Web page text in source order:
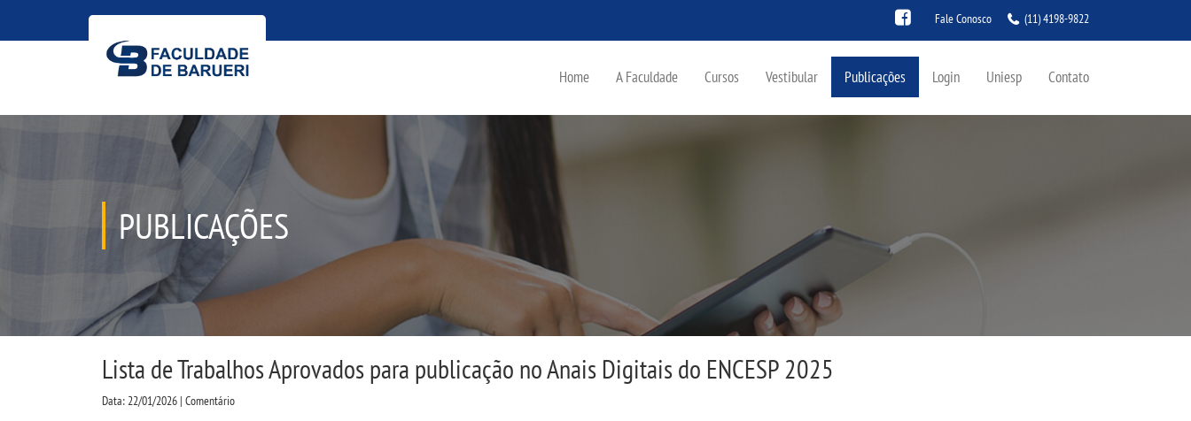
Fale Conosco (11) 4198-9822
Home A Faculdade Cursos Vestibular Publicações Login Uniesp Contato
PUBLICAÇÕES
Lista de Trabalhos Aprovados para publicação no Anais Digitais do ENCESP 2025
Data: 22/01/2026 | Comentário